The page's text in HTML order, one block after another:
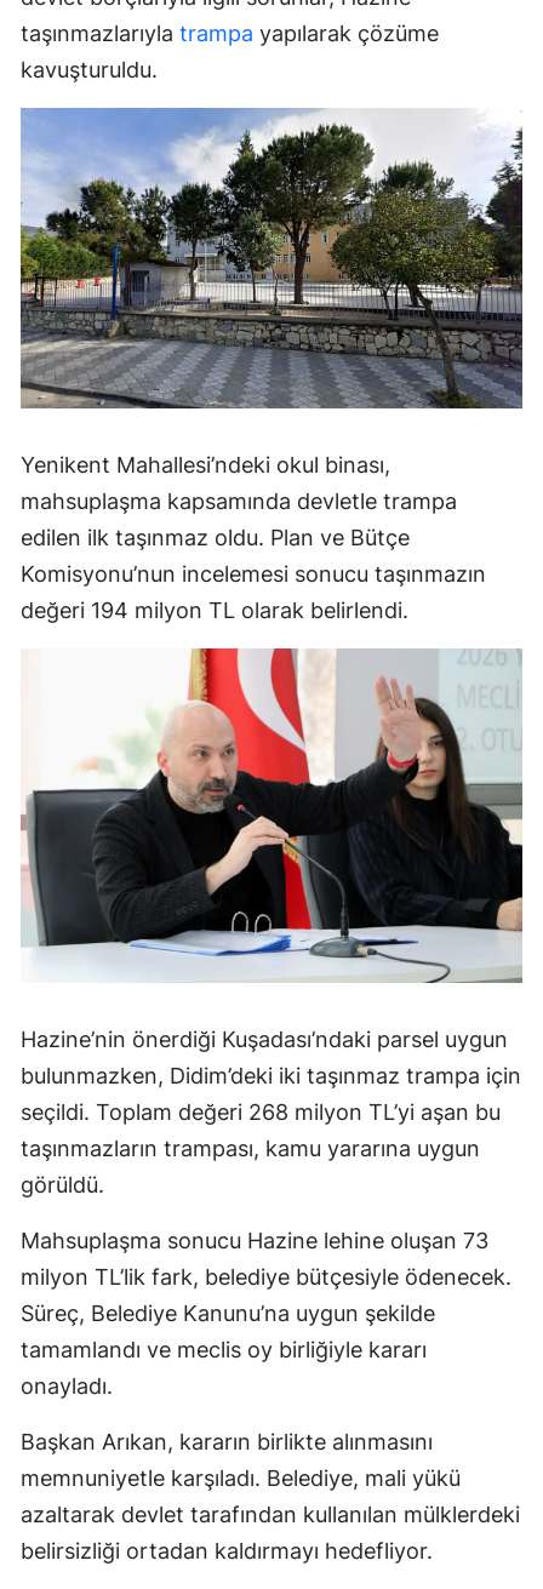
taşınmazlarıyla trampa yapılarak çözüme
kavuşturuldu.
Yenikent Mahallesi’ndeki okul binası,
mahsuplaşma kapsamında devletle trampa
edilen ilk taşınmaz oldu. Plan ve Bütçe
Komisyonu’nun incelemesi sonucu taşınmazın
değeri 194 milyon TL olarak belirlendi.
Hazine’nin önerdiği Kuşadası’ndaki parsel uygun
bulunmazken, Didim’deki iki taşınmaz trampa için
seçildi. Toplam değeri 268 milyon TL’yi aşan bu
taşınmazların trampası, kamu yararına uygun
görüldü.
Mahsuplaşma sonucu Hazine lehine oluşan 73
milyon TL’lik fark, belediye bütçesiyle ödenecek.
Süreç, Belediye Kanunu’na uygun şekilde
tamamlandı ve meclis oy birliğiyle kararı
onayladı.
Başkan Arıkan, kararın birlikte alınmasını
memnuniyetle karşıladı. Belediye, mali yükü
azaltarak devlet tarafından kullanılan mülklerdeki
belirsizliği ortadan kaldırmayı hedefliyor.